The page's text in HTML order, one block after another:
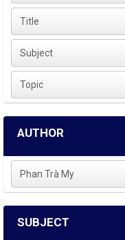
Title
Subject
Topic
AUTHOR
Phan Trà My
SUBJECT